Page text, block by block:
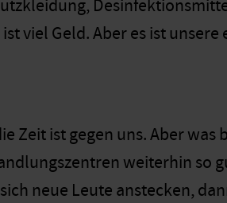
viel Geld. Aber es ist unsere
Zeit ist gegen uns. Aber was
weiterhin so
neue Leute anstecken,